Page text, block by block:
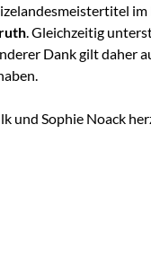
. Gleichzeitig
Dank gilt daher
und Sophie Noack